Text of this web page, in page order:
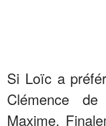
Si Loïc a
Clémence
Maxime.